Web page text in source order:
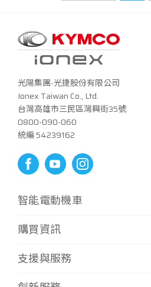
光陽集團-光捷股份有限公司
Ionex Taiwan Co., Ltd.
台灣高雄市三民區灣興街35號
0800-090-060
統編 54239162
智能電動機車
CoolOne
i-One Air
S6 Rex
S7R Techno
購買資訊
門市資訊
支援與服務
最新消息